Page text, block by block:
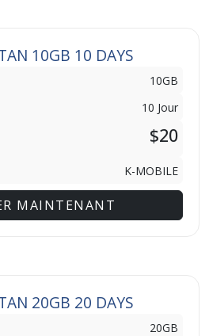
10GB 10 DAYS
10GB
10 Jour
$20
K-MOBILE
MAINTENANT
20GB 20 DAYS
20GB